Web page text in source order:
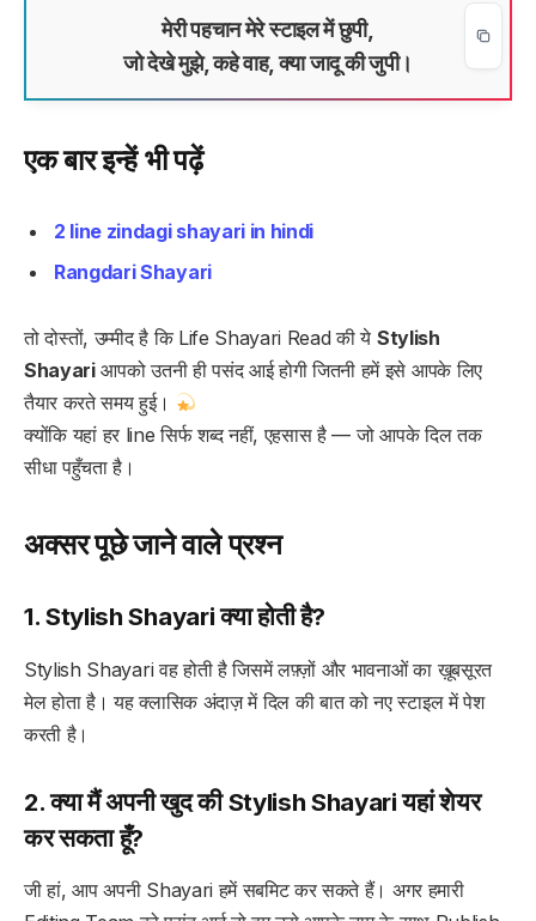
मेरी पहचान मेरे स्टाइल में छुपी,
जो देखे मुझे, कहे वाह, क्या जादू की जुपी।
एक बार इन्हें भी पढ़ें
2 line zindagi shayari in hindi
Rangdari Shayari
तो दोस्तों, उम्मीद है कि Life Shayari Read की ये Stylish
Shayariआपको उतनी ही पसंद आई होगी जितनी हमें इसे आपके लिए
तैयार करते समय हुई।
क्योंकि यहां हर line सिर्फ शब्द नहीं, एहसास है — जो आपके दिल तक
सीधा पहुँचता है।
अक्सर पूछे जाने वाले प्रश्न
1. Stylish Shayari क्या होती है?
Stylish Shayari वह होती है जिसमें लफ़्ज़ों और भावनाओं का ख़ूबसूरत
मेल होता है। यह क्लासिक अंदाज़ में दिल की बात को नए स्टाइल में पेश
करती है।
2. क्या मैं अपनी खुद की Stylish Shayari यहां शेयर
कर सकता हूँ?
जी हां, आप अपनी Shayari हमें सबमिट कर सकते हैं। अगर हमारी